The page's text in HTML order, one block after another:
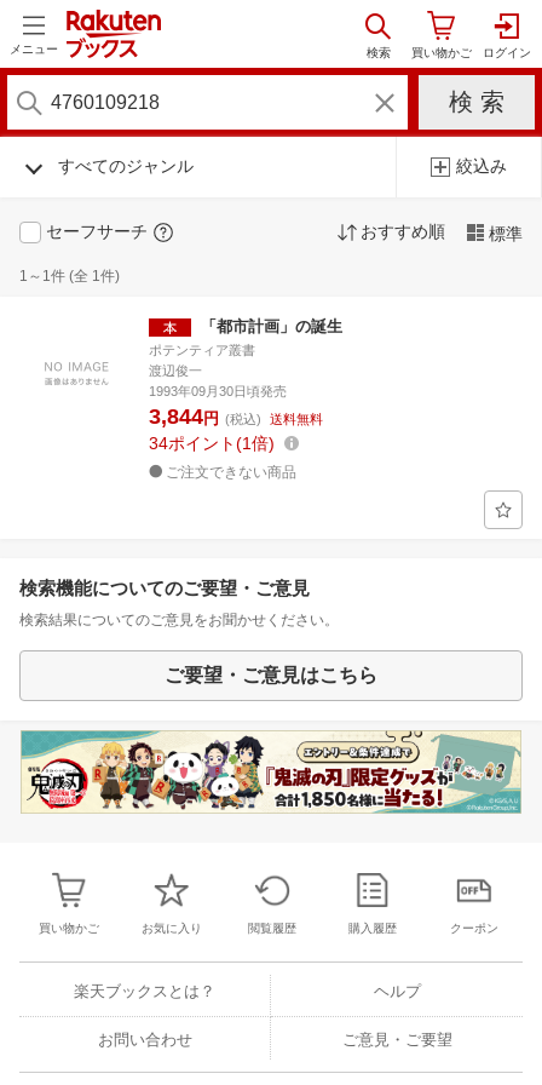
メニュー
すべてのジャンル 絞込み
セーフサーチ おすすめ順 標準
1～1件 (全 1件)
「都市計画」の誕生
ポテンティア叢書
渡辺俊一
1993年09月30日頃発売
3,844円 (税込) 送料無料
34ポイント 1倍
ご注文できない商品
検索機能についてのご要望・ご意見
検索結果についてのご意見をお聞かせください。
ご要望・ご意見はこちら
買い物かご お気に入り 閲覧履歴 購入履歴 クーポン
楽天ブックスとは？ ヘルプ
お問い合わせ ご意見・ご要望